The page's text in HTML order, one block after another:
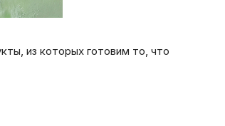
из которых готовим то, что